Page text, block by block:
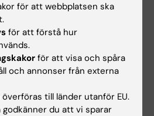
AlphaFold: en perfekt trio som
proteiner
Karolinska Institutet, har
(AI) och strukturbiologi
liknande protein som kan
i urinvägarna respektive
har nu publicerats i
Biology".
för att webbplatsen ska
för att förstå hur
för att visa och spåra
och annonser från externa
till länder utanför EU.
du att vi sparar